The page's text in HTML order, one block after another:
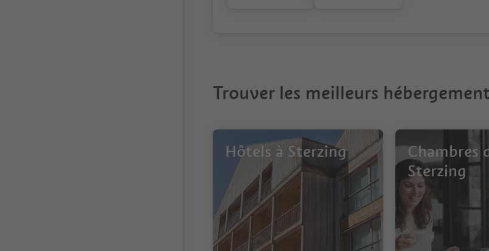
Trouver les meilleurs
Hôtels à Sterzing
Chambres
Sterzing